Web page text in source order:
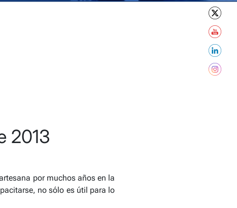
2013
por muchos años en la
no sólo es útil para lo